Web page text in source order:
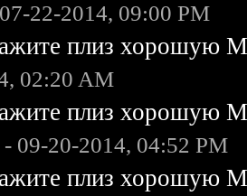
22-2014, 09:00 PM
плиз хорошую
02:20 AM
плиз хорошую
- 09-20-2014, 04:52 PM
плиз хорошую